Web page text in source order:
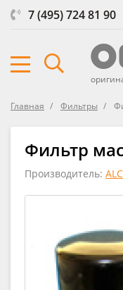
7 (495) 724 81 90
Главная Фильтры
Фильтр
Производитель: